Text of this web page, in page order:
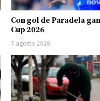
Con gol de Paradela
Cup 2026
7 agosto 2026